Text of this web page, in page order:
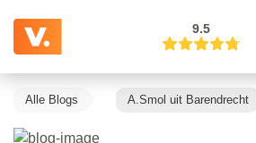
9.5
Alle Blogs A.Smol uit Barendrecht